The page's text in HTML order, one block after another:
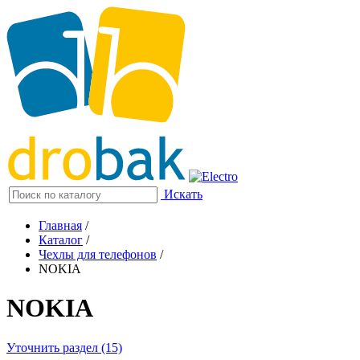
Искать
Главная /
Каталог /
Чехлы для телефонов /
NOKIA
NOKIA
Уточнить раздел (15)